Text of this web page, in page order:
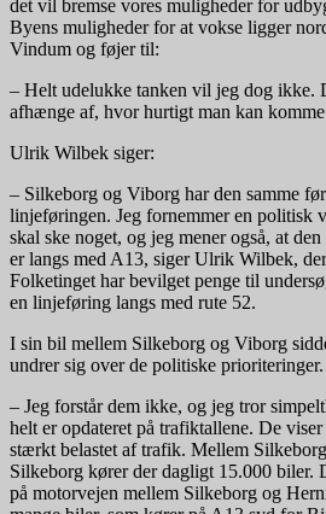
det vil bremse vores muligheder for
Byens muligheder for at vokse ligger
Vindum og føjer til:
– Helt udelukke tanken vil jeg dog ikke.
afhænge af, hvor hurtigt man kan
Ulrik Wilbek siger:
– Silkeborg og Viborg har den samme
linjeføringen. Jeg fornemmer en politisk
skal ske noget, og jeg mener også, at
er langs med A13, siger Ulrik Wilbek,
Folketinget har bevilget penge til
en linjeføring langs med rute 52.
I sin bil mellem Silkeborg og Viborg
undrer sig over de politiske prioriteringer.
– Jeg forstår dem ikke, og jeg tror
helt er opdateret på trafiktallene. De
stærkt belastet af trafik. Mellem
Silkeborg kører der dagligt 15.000 biler.
på motorvejen mellem Silkeborg og